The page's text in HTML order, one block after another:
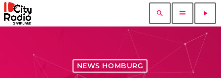
search menu play_arrow
NEWS HOMBURG